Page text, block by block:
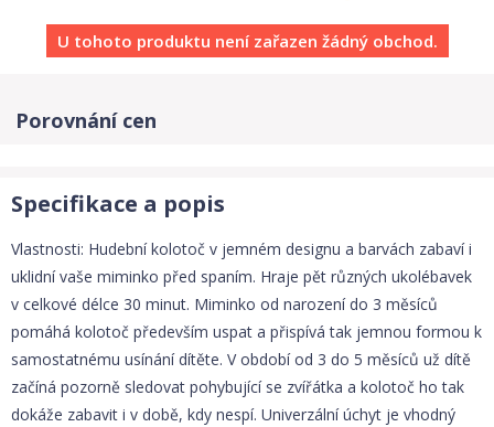
U tohoto produktu není zařazen žádný obchod.
Porovnání cen
Specifikace a popis
Vlastnosti: Hudební kolotoč v jemném designu a barvách zabaví i
uklidní vaše miminko před spaním. Hraje pět různých ukolébavek
v celkové délce 30 minut. Miminko od narození do 3 měsíců
pomáhá kolotoč především uspat a přispívá tak jemnou formou k
samostatnému usínání dítěte. V období od 3 do 5 měsíců už dítě
začíná pozorně sledovat pohybující se zvířátka a kolotoč ho tak
dokáže zabavit i v době, kdy nespí. Univerzální úchyt je vhodný